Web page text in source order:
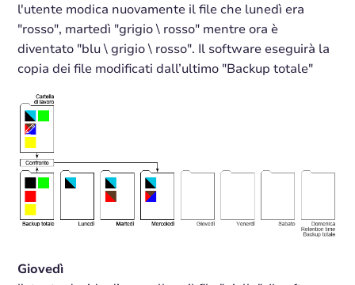
l'utente modica nuovamente il file che lunedì era
"rosso", martedì "grigio \ rosso" mentre ora è
diventato "blu \ grigio \ rosso". Il software eseguirà la
copia dei file modificati dall’ultimo "Backup totale"
Giovedì